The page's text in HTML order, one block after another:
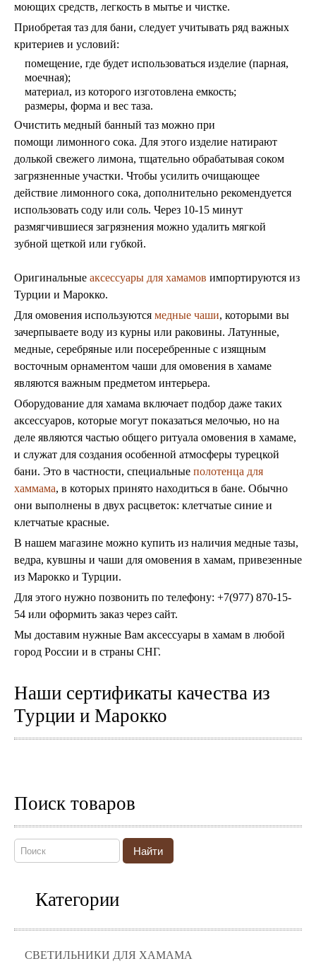
моющих средств, легкость в мытье и чистке.
Приобретая таз для бани, следует учитывать ряд важных
критериев и условий:
помещение, где будет использоваться изделие (парная,
моечная);
материал, из которого изготовлена емкость;
размеры, форма и вес таза.
Очистить медный банный таз можно при
помощи лимонного сока. Для этого изделие натирают
долькой свежего лимона, тщательно обрабатывая соком
загрязненные участки. Чтобы усилить очищающее
действие лимонного сока, дополнительно рекомендуется
использовать соду или соль. Через 10-15 минут
размягчившиеся загрязнения можно удалить мягкой
зубной щеткой или губкой.
Оригинальные аксессуары для хамамов импортируются из
Турции и Марокко.
Для омовения используются медные чаши, которыми вы
зачерпываете воду из курны или раковины. Латунные,
медные, серебряные или посеребренные с изящным
восточным орнаментом чаши для омовения в хамаме
являются важным предметом интерьера.
Оборудование для хамама включает подбор даже таких
аксессуаров, которые могут показаться мелочью, но на
деле являются частью общего ритуала омовения в хамаме,
и служат для создания особенной атмосферы турецкой
бани. Это в частности, специальные полотенца для
хаммама, в которых принято находиться в бане. Обычно
они выполнены в двух расцветок: клетчатые синие и
клетчатые красные.
В нашем магазине можно купить из наличия медные тазы,
ведра, кувшны и чаши для омовения в хамам, привезенные
из Марокко и Турции.
Для этого нужно позвонить по телефону: +7(977) 870-15-
54 или оформить заказ через сайт.
Мы доставим нужные Вам аксессуары в хамам в любой
город России и в страны СНГ.
Наши сертификаты качества из
Турции и Марокко
Поиск товаров
Найти
Категории
СВЕТИЛЬНИКИ ДЛЯ ХАМАМА